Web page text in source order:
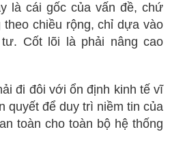
là cái gốc của vấn đề, chứ
chiều rộng, chỉ dựa vào
Cốt lõi là phải nâng cao
đi đôi với ổn định kinh tế vĩ
quyết để duy trì niềm tin của
toàn cho toàn bộ hệ thống